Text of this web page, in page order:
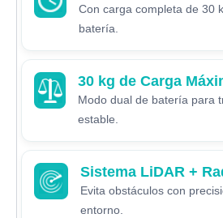
Con carga completa de 30
batería.
30 kg de Carga
Modo dual de batería para
estable.
Sistema LiDAR +
Evita obstáculos con
entorno.